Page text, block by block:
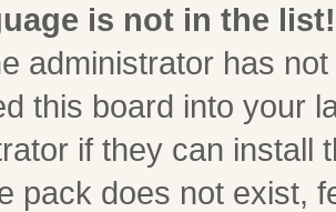
is not in the list!
administrator has
this board into your
if they can install
pack does not exist,